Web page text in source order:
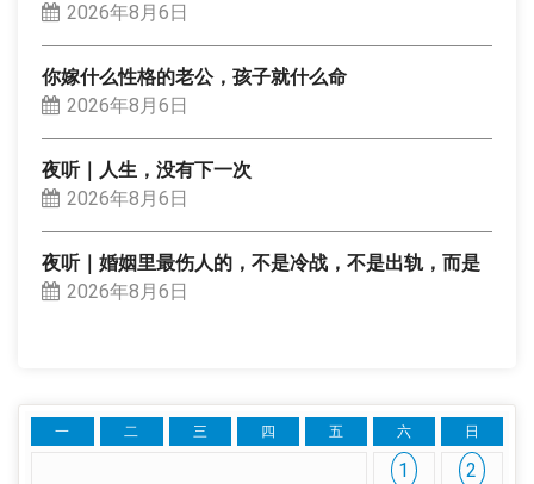
2026年8月6日
你嫁什么性格的老公，孩子就什么命
2026年8月6日
夜听｜人生，没有下一次
2026年8月6日
夜听｜婚姻里最伤人的，不是冷战，不是出轨，而是
2026年8月6日
一 二 三 四 五 六 日
1
2